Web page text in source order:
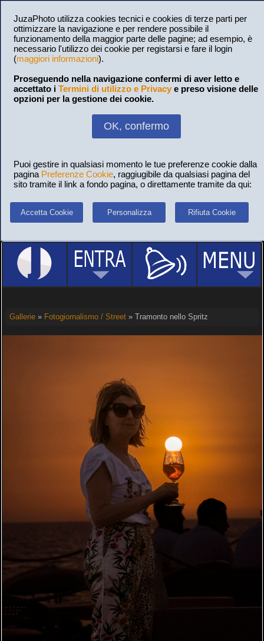
JuzaPhoto utilizza cookies tecnici e cookies di terze parti per
ottimizzare la navigazione e per rendere possibile il
funzionamento della maggior parte delle pagine; ad esempio, è
necessario l'utilizzo dei cookie per registarsi e fare il login
(maggiori informazioni).
Proseguendo nella navigazione confermi di aver letto e
accettato i Termini di utilizzo e Privacy e preso visione delle
opzioni per la gestione dei cookie.
OK, confermo
Puoi gestire in qualsiasi momento le tue preferenze cookie dalla
pagina Preferenze Cookie, raggiugibile da qualsiasi pagina del
sito tramite il link a fondo pagina, o direttamente tramite da qui:
Accetta Cookie Personalizza Rifiuta Cookie
Gallerie» Fotogiornalismo / Street» Tramonto nello Spritz